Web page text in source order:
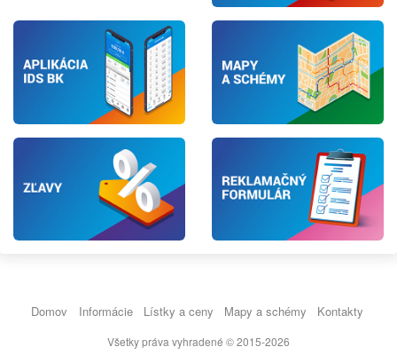
Domov Informácie Lístky a ceny Mapy a schémy Kontakty
Všetky práva vyhradené © 2015-2026